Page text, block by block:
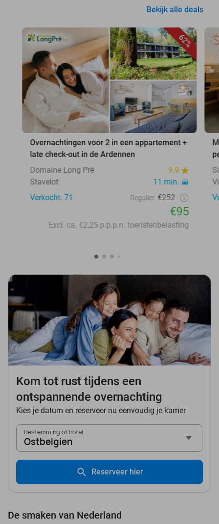
Bekijk alle deals
62%
Overnachtingen voor 2 in een appartement +
late check-out in de Ardennen
Domaine Long Pré
9.9
Stavelot
11 min.
Verkocht: 71
Regulier €252
€95
Excl. ca. €2,25 p.p.p.n. toeristenbelasting
Kom tot rust tijdens een
ontspannende overnachting
Kies je datum en reserveer nu eenvoudig je kamer
Bestemming of hotel
Ostbelgien
Reserveer hier
De smaken van Nederland